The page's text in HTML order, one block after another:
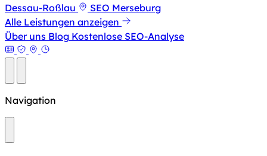
Dessau-Roßlau
SEO Merseburg
Alle Leistungen anzeigen
Über uns Blog Kostenlose SEO-Analyse
Navigation